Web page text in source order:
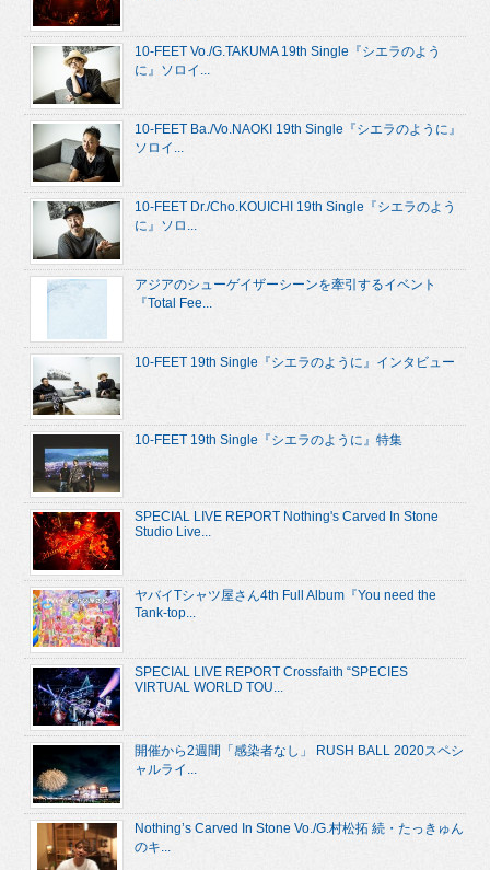
10-FEET Vo./G.TAKUMA 19th Single『シエラのよう
に』ソロイ...
10-FEET Ba./Vo.NAOKI 19th Single『シエラのように』
ソロイ...
10-FEET Dr./Cho.KOUICHI 19th Single『シエラのよう
に』ソロ...
アジアのシューゲイザーシーンを牽引するイベント
『Total Fee...
10-FEET 19th Single『シエラのように』インタビュー
10-FEET 19th Single『シエラのように』特集
SPECIAL LIVE REPORT Nothing's Carved In Stone
Studio Live...
ヤバイTシャツ屋さん4th Full Album『You need the
Tank-top...
SPECIAL LIVE REPORT Crossfaith “SPECIES
VIRTUAL WORLD TOU...
開催から2週間「感染者なし」 RUSH BALL 2020スペシ
ャルライ...
Nothing’s Carved In Stone Vo./G.村松拓 続・たっきゅん
のキ...